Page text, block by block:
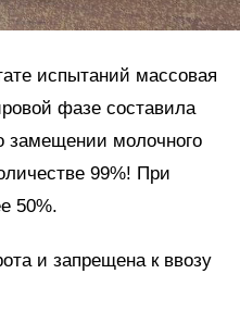
испытаний массовая
фазе составила
замещении молочного
99%! При
50%.
и запрещена к ввозу